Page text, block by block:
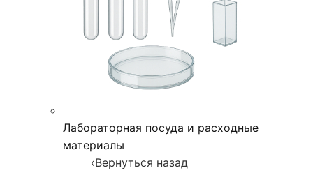
Лабораторная посуда и расходные
материалы
‹Вернуться назад